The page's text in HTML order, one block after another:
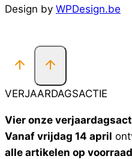
Design by WPDesign.be
VERJAARDAGSACTIE
Vier onze
Vanaf vrijdag 14 april
alle artikelen op voorraad